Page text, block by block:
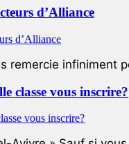
d’Alliance
remercie infiniment
classe vous inscrire?